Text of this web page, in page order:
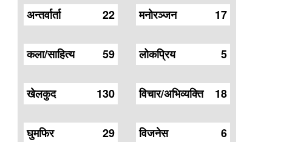
22
अन्तर्वार्ता
59
कला/साहित्य
130
खेलकुद
29
घुमफिर
17
मनोरञ्जन
5
लोकप्रिय
18
विचार/अभिव्यक्ति
6
विजनेस